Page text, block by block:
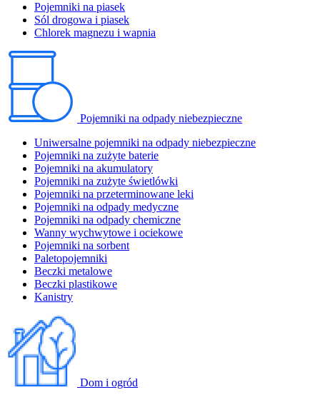
Pojemniki na piasek
Sól drogowa i piasek
Chlorek magnezu i wapnia
Pojemniki na odpady niebezpieczne
Uniwersalne pojemniki na odpady niebezpieczne
Pojemniki na zużyte baterie
Pojemniki na akumulatory
Pojemniki na zużyte świetlówki
Pojemniki na przeterminowane leki
Pojemniki na odpady medyczne
Pojemniki na odpady chemiczne
Wanny wychwytowe i ociekowe
Pojemniki na sorbent
Paletopojemniki
Beczki metalowe
Beczki plastikowe
Kanistry
Dom i ogród